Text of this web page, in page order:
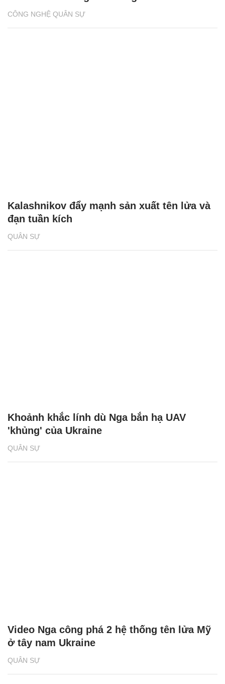
CÔNG NGHỆ QUÂN SỰ
QUÂN SỰ
Kalashnikov đẩy mạnh sản xuất tên lửa và
đạn tuần kích
QUÂN SỰ
Khoảnh khắc lính dù Nga bắn hạ UAV
'khủng' của Ukraine
QUÂN SỰ
Video Nga công phá 2 hệ thống tên lửa Mỹ
ở tây nam Ukraine